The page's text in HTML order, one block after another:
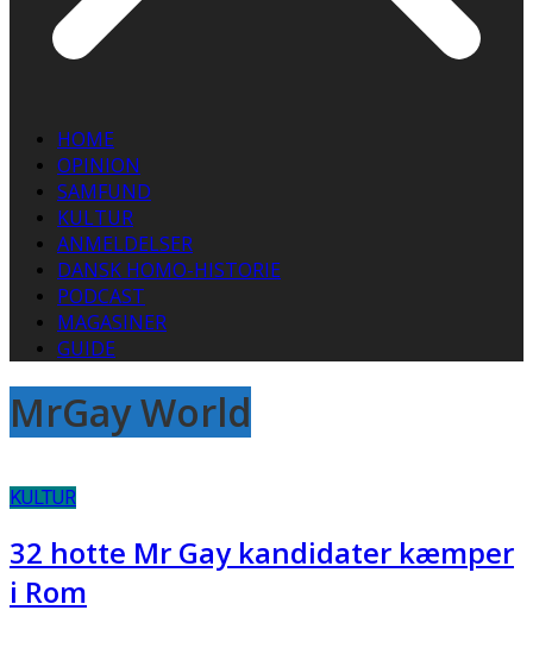
HOME
OPINION
SAMFUND
KULTUR
ANMELDELSER
DANSK HOMO-HISTORIE
PODCAST
MAGASINER
GUIDE
MrGay World
KULTUR
32 hotte Mr Gay kandidater kæmper
i Rom